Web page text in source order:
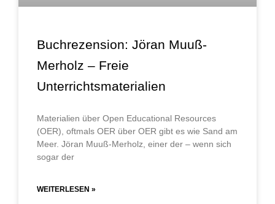
Buchrezension: Jöran Muuß-
Merholz – Freie
Unterrichtsmaterialien
Materialien über Open Educational Resources
(OER), oftmals OER über OER gibt es wie Sand am
Meer. Jöran Muuß-Merholz, einer der – wenn sich
sogar der
WEITERLESEN »